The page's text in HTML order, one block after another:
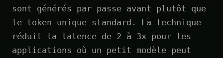
sont générés par passe avant plutôt que
le token unique standard. La technique
réduit la latence de 2 à 3x pour les
applications où un petit modèle peut